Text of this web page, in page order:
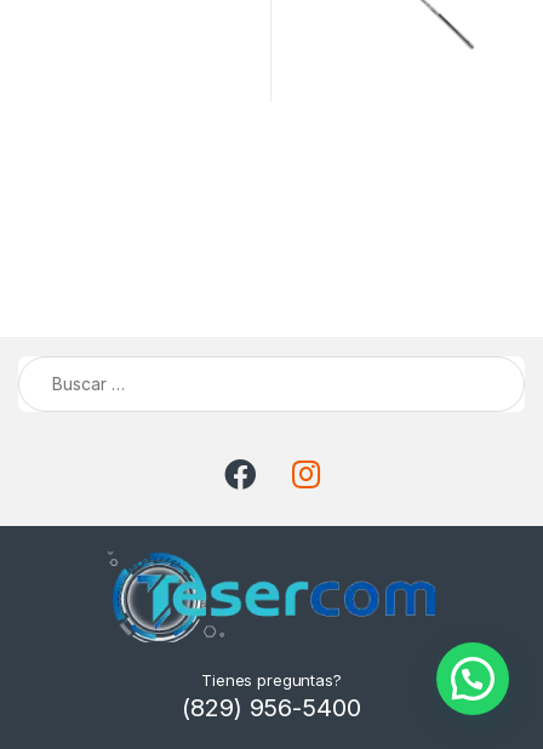
Buscar:
Tienes preguntas?
(829) 956-5400